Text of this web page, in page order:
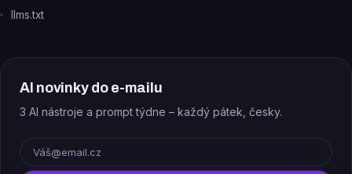
llms.txt
AI novinky do e-mailu
3 AI nástroje a prompt týdne – každý pátek, česky.